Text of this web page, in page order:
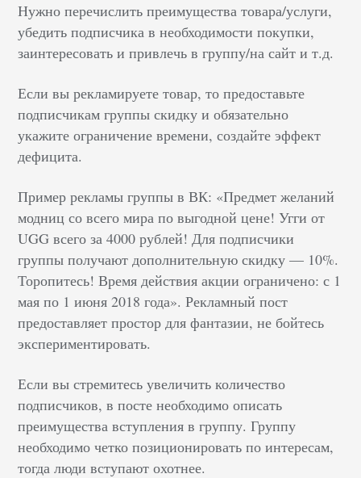
Нужно перечислить преимущества товара/услуги,
убедить подписчика в необходимости покупки,
заинтересовать и привлечь в группу/на сайт и т.д.
Если вы рекламируете товар, то предоставьте
подписчикам группы скидку и обязательно
укажите ограничение времени, создайте эффект
дефицита.
Пример рекламы группы в ВК: «Предмет желаний
модниц со всего мира по выгодной цене! Угги от
UGG всего за 4000 рублей! Для подписчики
группы получают дополнительную скидку — 10%.
Торопитесь! Время действия акции ограничено: с 1
мая по 1 июня 2018 года». Рекламный пост
предоставляет простор для фантазии, не бойтесь
экспериментировать.
Если вы стремитесь увеличить количество
подписчиков, в посте необходимо описать
преимущества вступления в группу. Группу
необходимо четко позиционировать по интересам,
тогда люди вступают охотнее.